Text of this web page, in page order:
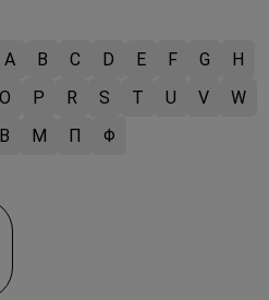
A B C D E F G
H
O P R S T U V
W
Β Μ Π Φ